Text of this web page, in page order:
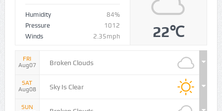
Humidity
84%
Pressure
1012
Winds
2.35mph 22℃
FRI
Aug07
Broken Clouds
SAT
Aug08
Sky Is Clear
SUN